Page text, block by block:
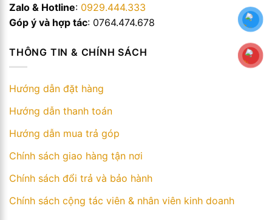
Zalo & Hotline: 0929.444.333
Góp ý và hợp tác: 0764.474.678
THÔNG TIN & CHÍNH SÁCH
Hướng dẫn đặt hàng
Hướng dẫn thanh toán
Hướng dẫn mua trả góp
Chính sách giao hàng tận nơi
Chính sách đổi trả và bảo hành
Chính sách cộng tác viên & nhân viên kinh doanh